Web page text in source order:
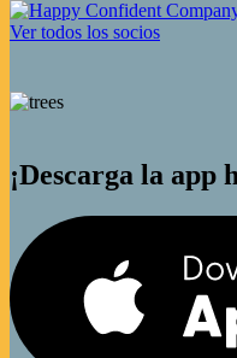
Ver todos los socios
¡Descarga la app